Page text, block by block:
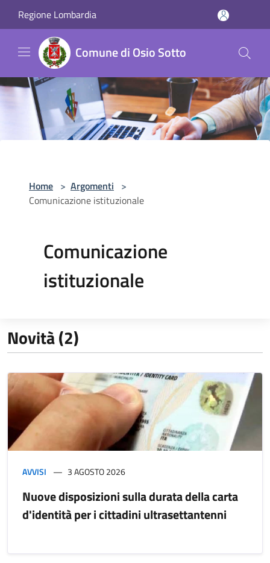
Regione Lombardia
Comune di Osio Sotto
Home > Argomenti >
Comunicazione istituzionale
Comunicazione
istituzionale
Novità (2)
AVVISI 3 AGOSTO 2026
Nuove disposizioni sulla durata della carta
d'identità per i cittadini ultrasettantenni